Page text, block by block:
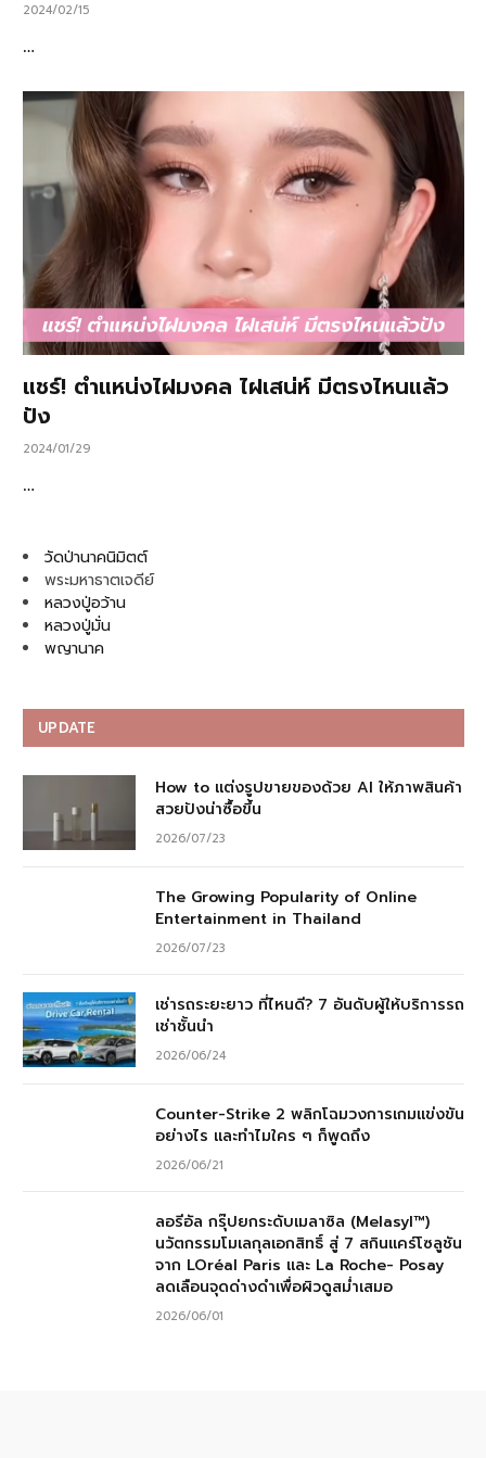
2024/02/15
…
แชร์! ตำแหน่งไฝมงคล ไฝเสน่ห์ มีตรงไหนแล้ว
ปัง
2024/01/29
…
วัดป่านาคนิมิตต์
พระมหาธาตเจดีย์
หลวงปู่อว้าน
หลวงปู่มั่น
พญานาค
UPDATE
How to แต่งรูปขายของด้วย AI ให้ภาพสินค้า
สวยปังน่าซื้อขึ้น
2026/07/23
The Growing Popularity of Online
Entertainment in Thailand
2026/07/23
เช่ารถระยะยาว ที่ไหนดี? 7 อันดับผู้ให้บริการรถ
เช่าชั้นนำ
2026/06/24
Counter-Strike 2 พลิกโฉมวงการเกมแข่งขัน
อย่างไร และทำไมใคร ๆ ก็พูดถึง
2026/06/21
ลอรีอัล กรุ๊ปยกระดับเมลาซิล (Melasyl™)
นวัตกรรมโมเลกุลเอกสิทธิ์ สู่ 7 สกินแคร์โซลูชัน
จาก LOréal Paris และ La Roche- Posay
ลดเลือนจุดด่างดำเพื่อผิวดูสม่ำเสมอ
2026/06/01